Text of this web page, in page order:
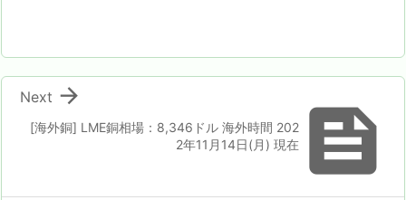

[海外銅] LME銅相場：8,346ドル 海外時間 202
2年11月14日(月) 現在

Next